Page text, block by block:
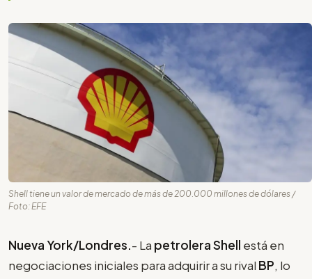
Shell tiene un valor de mercado de más de 200.000 millones de dólares /
Foto: EFE
Nueva York/Londres.- La petrolera Shell está en
negociaciones iniciales para adquirir a su rival BP, lo